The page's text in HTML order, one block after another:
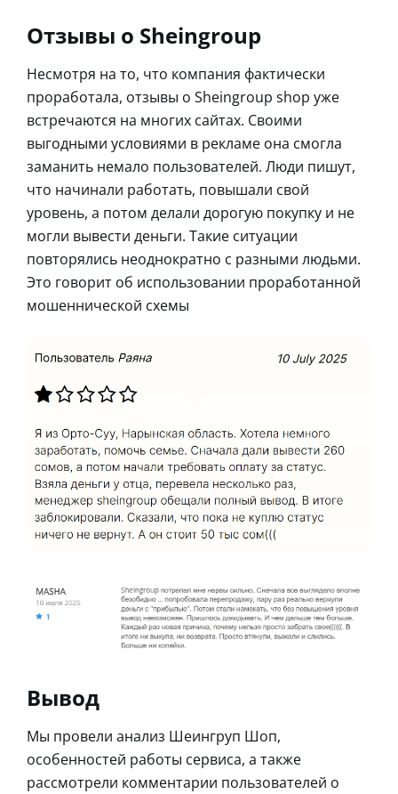
Отзывы о Sheingroup
Несмотря на то, что компания фактически
проработала, отзывы о Sheingroup shop уже
встречаются на многих сайтах. Своими
выгодными условиями в рекламе она смогла
заманить немало пользователей. Люди пишут,
что начинали работать, повышали свой
уровень, а потом делали дорогую покупку и не
могли вывести деньги. Такие ситуации
повторялись неоднократно с разными людьми.
Это говорит об использовании проработанной
мошеннической схемы
Вывод
Мы провели анализ Шеингруп Шоп,
особенностей работы сервиса, а также
рассмотрели комментарии пользователей о